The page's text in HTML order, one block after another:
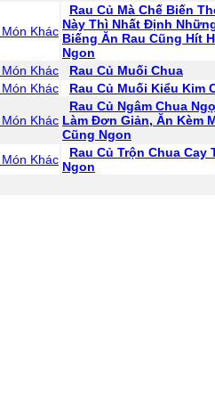
Khác
Rau Củ Mà Chế Biến
Này Thì Nhất Định
Biếng Ăn Rau Cũng Hít
Ngon
Khác
Rau Củ Muối Chua
Khác
Rau Củ Muối Kiểu Kim
Khác
Rau Củ Ngâm Chua
Làm Đơn Giản, Ăn Kèm
Cũng Ngon
Khác
Rau Củ Trộn Chua Cay
Ngon